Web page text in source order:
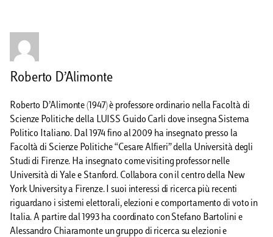
Roberto D’Alimonte
Roberto D’Alimonte (1947) è professore ordinario nella Facoltà di
Scienze Politiche della LUISS Guido Carli dove insegna Sistema
Politico Italiano. Dal 1974 fino al 2009 ha insegnato presso la
Facoltà di Scienze Politiche “Cesare Alfieri” della Università degli
Studi di Firenze. Ha insegnato come visiting professor nelle
Università di Yale e Stanford. Collabora con il centro della New
York University a Firenze. I suoi interessi di ricerca più recenti
riguardano i sistemi elettorali, elezioni e comportamento di voto in
Italia. A partire dal 1993 ha coordinato con Stefano Bartolini e
Alessandro Chiaramonte un gruppo di ricerca su elezioni e